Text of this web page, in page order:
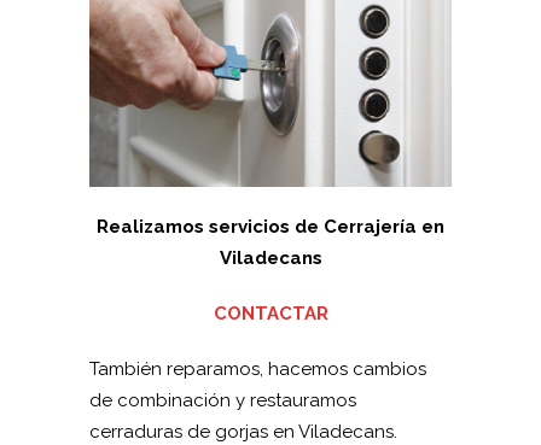
Realizamos servicios de Cerrajería en
Viladecans
CONTACTAR
También reparamos, hacemos cambios
de combinación y restauramos
cerraduras de gorjas en Viladecans.